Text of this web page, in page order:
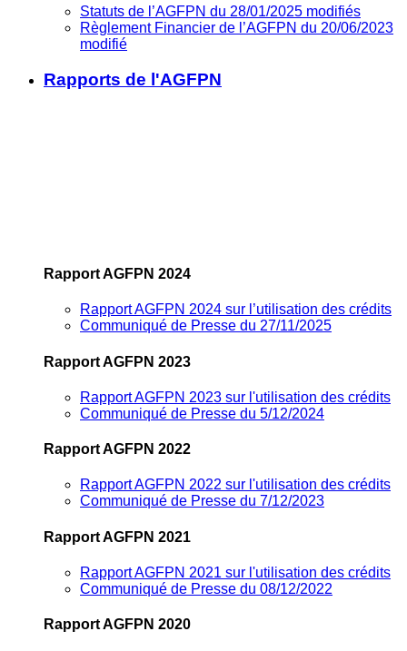
Statuts de l’AGFPN du 28/01/2025 modifiés
Règlement Financier de l’AGFPN du 20/06/2023
modifié
Rapports de l'AGFPN
Rapport AGFPN 2024
Rapport AGFPN 2024 sur l’utilisation des crédits
Communiqué de Presse du 27/11/2025
Rapport AGFPN 2023
Rapport AGFPN 2023 sur l'utilisation des crédits
Communiqué de Presse du 5/12/2024
Rapport AGFPN 2022
Rapport AGFPN 2022 sur l'utilisation des crédits
Communiqué de Presse du 7/12/2023
Rapport AGFPN 2021
Rapport AGFPN 2021 sur l'utilisation des crédits
Communiqué de Presse du 08/12/2022
Rapport AGFPN 2020